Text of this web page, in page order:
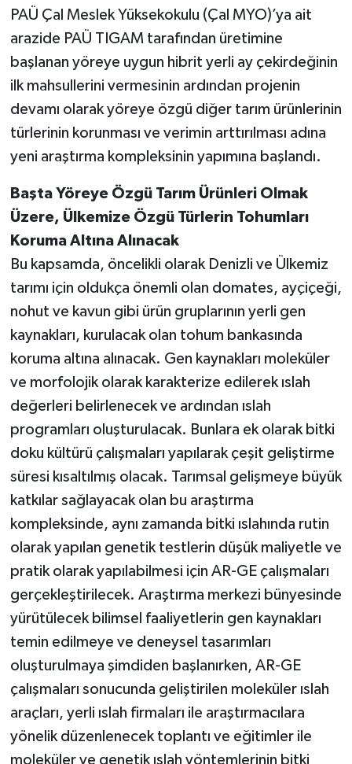
PAÜ Çal Meslek Yüksekokulu (Çal MYO)’ya ait
arazide PAÜ TIGAM tarafından üretimine
başlanan yöreye uygun hibrit yerli ay çekirdeğinin
ilk mahsullerini vermesinin ardından projenin
devamı olarak yöreye özgü diğer tarım ürünlerinin
türlerinin korunması ve verimin arttırılması adına
yeni araştırma kompleksinin yapımına başlandı.
Başta Yöreye Özgü Tarım Ürünleri Olmak
Üzere, Ülkemize Özgü Türlerin Tohumları
Koruma Altına Alınacak
Bu kapsamda, öncelikli olarak Denizli ve Ülkemiz
tarımı için oldukça önemli olan domates, ayçiçeği,
nohut ve kavun gibi ürün gruplarının yerli gen
kaynakları, kurulacak olan tohum bankasında
koruma altına alınacak. Gen kaynakları moleküler
ve morfolojik olarak karakterize edilerek ıslah
değerleri belirlenecek ve ardından ıslah
programları oluşturulacak. Bunlara ek olarak bitki
doku kültürü çalışmaları yapılarak çeşit geliştirme
süresi kısaltılmış olacak. Tarımsal gelişmeye büyük
katkılar sağlayacak olan bu araştırma
kompleksinde, aynı zamanda bitki ıslahında rutin
olarak yapılan genetik testlerin düşük maliyetle ve
pratik olarak yapılabilmesi için AR-GE çalışmaları
gerçekleştirilecek. Araştırma merkezi bünyesinde
yürütülecek bilimsel faaliyetlerin gen kaynakları
temin edilmeye ve deneysel tasarımları
oluşturulmaya şimdiden başlanırken, AR-GE
çalışmaları sonucunda geliştirilen moleküler ıslah
araçları, yerli ıslah firmaları ile araştırmacılara
yönelik düzenlenecek toplantı ve eğitimler ile
moleküler ve genetik ıslah yöntemlerinin bitki